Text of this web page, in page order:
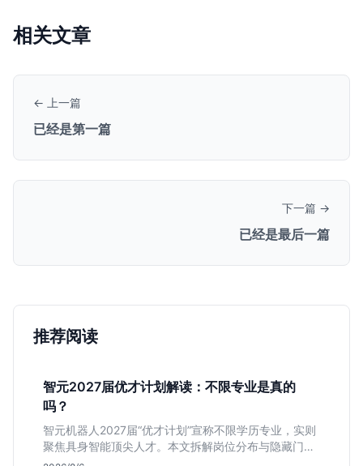
相关文章
← 上一篇
已经是第一篇
下一篇 →
已经是最后一篇
推荐阅读
智元2027届优才计划解读：不限专业是真的
吗？
智元机器人2027届“优才计划”宣称不限学历专业，实则
聚焦具身智能顶尖人才。本文拆解岗位分布与隐藏门
槛，分析算法、仿真等核心方向，帮你判断是否值得投